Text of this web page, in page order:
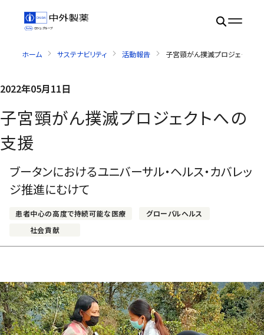
ホーム サステナビリティ 活動報告 子宮頸がん撲滅プロジェクトへ
2022年05月11日
子宮頸がん撲滅プロジェクトへの
支援
ブータンにおけるユニバーサル・ヘルス・カバレッ
ジ推進にむけて
患者中心の高度で持続可能な医療
グローバルヘルス
社会貢献